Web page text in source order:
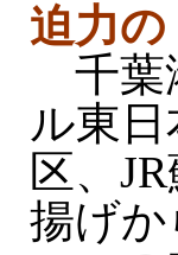
迫力の
千葉
ル東
区、
揚げ